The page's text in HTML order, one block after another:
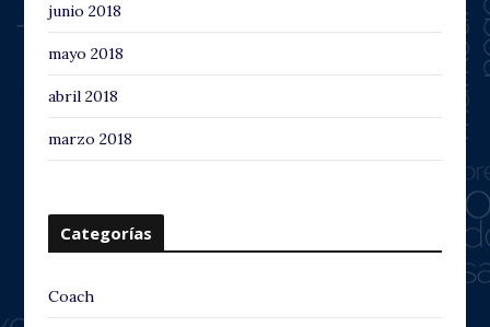
junio 2018
mayo 2018
abril 2018
marzo 2018
Categorías
Coach